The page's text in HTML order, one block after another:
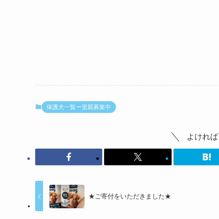
保護犬一覧ー里親募集中
よけれ
★ご寄付をいただきました★